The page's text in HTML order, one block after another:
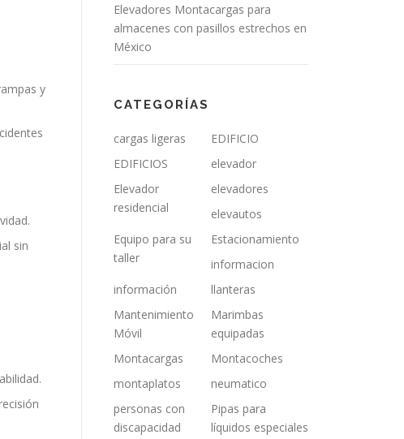
y
sin
Elevadores Montacargas para
almacenes con pasillos estrechos en
México
CATEGORÍAS
cargas ligeras
EDIFICIO
EDIFICIOS
elevador
Elevador
residencial
elevadores
elevautos
Equipo para su
taller
Estacionamiento
informacion
información
llanteras
Mantenimiento
Móvil
Marimbas
equipadas
Montacargas
Montacoches
montaplatos
neumatico
personas con
discapacidad
Pipas para
líquidos especiales